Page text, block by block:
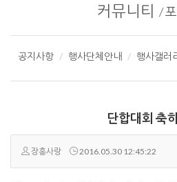
커뮤니티 /
공지사항 행사단체안내 행사갤러
단합대회 축
장흥사랑 2016.05.30 12:45:22